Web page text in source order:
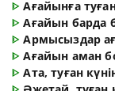
ᐈАғайынға
ᐈАғайын барда
ᐈАрмысыздар
ᐈАғайын аман
ᐈАта, туған